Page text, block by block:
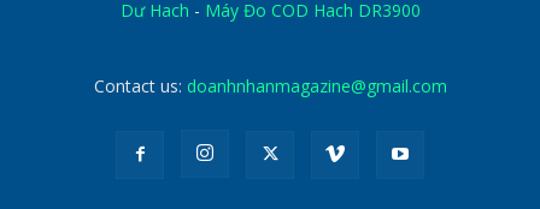
Dư Hach - Máy Đo COD Hach DR3900
Contact us: doanhnhanmagazine@gmail.com